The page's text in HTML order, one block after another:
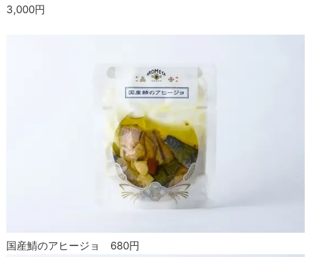
3,000円
国産鯖のアヒージョ 680円